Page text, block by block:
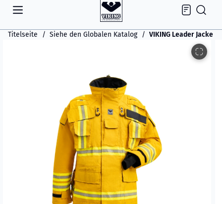
Inquiry
Titelseite Siehe den Globalen Katalog VIKING Leader Jacke